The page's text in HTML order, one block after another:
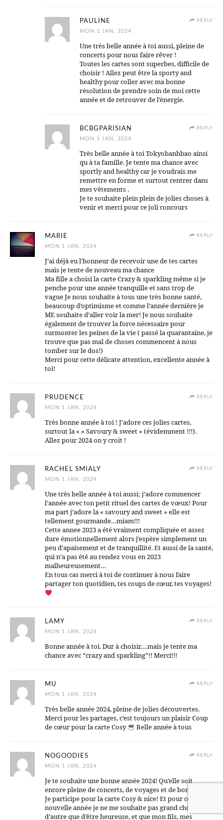
REPLY
PAULINE
MON 1 JAN, 2024
Une très belle année à toi aussi, pleine de
concerts pour nous faire rêver !
Toutes les cartes sont superbes, difficile de
choisir ! Allez peut être la sporty and
healthy pour coller avec ma bonne
résolution de prendre soin de moi cette
année et de retrouver de l’énergie.
REPLY
BCBGPARISIAN
MON 1 JAN, 2024
Très belle année à toi Tokyobanhbao ainsi
qu à ta famille. Je tente ma chance avec
sportly and healthy car je voudrais me
remettre en forme et surtout rentrer dans
mes vêtements .
Je te souhaite plein plein de jolies choses à
venir et merci pour ce joli concours
REPLY
MARIE
MON 1 JAN, 2024
J’ai déjà eu l’honneur de recevoir une de tes cartes
mais je tente de nouveau ma chance
Ma fille a choisi la carte Crazy & sparkling même si je
penche pour une année tranquille et sans trop de
vague Je nous souhaite à tous une très bonne santé,
beaucoup d’optimisme et comme l’année dernière je
ME souhaite d’aller voir la mer! Je nous souhaite
également de trouver la force nécessaire pour
surmonter les peines de la vie ( passé la quarantaine, je
trouve que pas mal de choses commencent à nous
tomber sur le dos!)
Merci pour cette délicate attention, excellente année à
toi!
REPLY
PRUDENCE
MON 1 JAN, 2024
Très bonne année à toi ! J’adore ces jolies cartes,
surtout la « « Savoury & sweet » (évidemment !!!).
Allez pour 2024 on y croit !
REPLY
RACHEL SMIALY
MON 1 JAN, 2024
Une très belle année à toi aussi; j’adore commencer
l’année avec ton petit rituel des cartes de vœux! Pour
ma part j’adore la « savoury and sweet » elle est
tellement gourmande…miam!!!
Cette annee 2023 a été vraiment compliquée et assez
dure émotionnellement alors j’espère simplement un
peu d’apaisement et de tranquillité. Et aussi de la santé,
qui n’a pas été au rendez vous en 2023
malheureusement…
En tous cas merci à toi de continuer à nous faire
partager ton quotidien, tes coups de cœur, tes voyages!
REPLY
LAMY
MON 1 JAN, 2024
Bonne année à toi. Dur à choisir….mais je tente ma
chance avec “crazy and sparkling”!! Merci!!!
REPLY
MU
MON 1 JAN, 2024
Très belle année 2024, pleine de jolies découvertes.
Merci pour les partages, c’est toujours un plaisir Coup
de cœur pour la carte Cosy
Belle année à tous
REPLY
NOGOODIES
MON 1 JAN, 2024
Je te souhaite une bonne année 2024! Qu’elle soit
encore pleine de concerts, de voyages et de bon repas !
Je participe pour la carte Cosy & nice! Et pour cette
nouvelle année je ne me souhaite pas grand chose
d’autre que d’être heureuse, et que mon fils, mes